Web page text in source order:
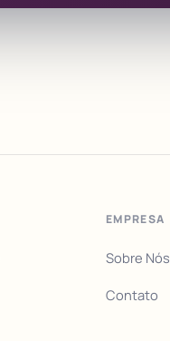
EMPRESA
Sobre Nós
Contato